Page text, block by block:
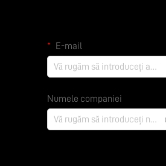
E-mail
Numele companiei